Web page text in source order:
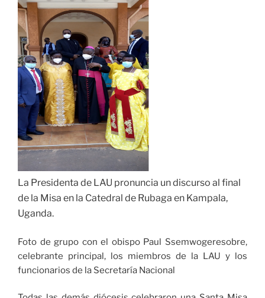
La Presidenta de LAU pronuncia un discurso al final
de la Misa en la Catedral de Rubaga en Kampala,
Uganda.
Foto de grupo con el obispo Paul Ssemwogeresobre,
celebrante principal, los miembros de la LAU y los
funcionarios de la Secretaría Nacional